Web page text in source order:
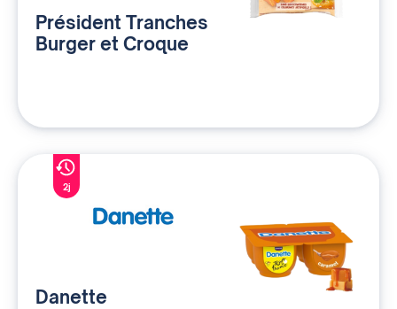
Président Tranches
Burger et Croque
2j
Danette